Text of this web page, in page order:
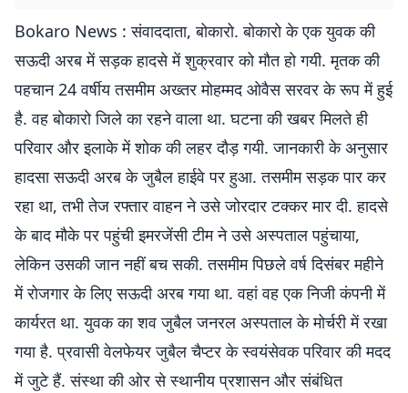
Bokaro News : संवाददाता, बोकारो. बोकारो के एक युवक की
सऊदी अरब में सड़क हादसे में शुक्रवार को मौत हो गयी. मृतक की
पहचान 24 वर्षीय तसमीम अख्तर मोहम्मद ओवैस सरवर के रूप में हुई
है. वह बोकारो जिले का रहने वाला था. घटना की खबर मिलते ही
परिवार और इलाके में शोक की लहर दौड़ गयी. जानकारी के अनुसार
हादसा सऊदी अरब के जुबैल हाईवे पर हुआ. तसमीम सड़क पार कर
रहा था, तभी तेज रफ्तार वाहन ने उसे जोरदार टक्कर मार दी. हादसे
के बाद मौके पर पहुंची इमरजेंसी टीम ने उसे अस्पताल पहुंचाया,
लेकिन उसकी जान नहीं बच सकी. तसमीम पिछले वर्ष दिसंबर महीने
में रोजगार के लिए सऊदी अरब गया था. वहां वह एक निजी कंपनी में
कार्यरत था. युवक का शव जुबैल जनरल अस्पताल के मोर्चरी में रखा
गया है. प्रवासी वेलफेयर जुबैल चैप्टर के स्वयंसेवक परिवार की मदद
में जुटे हैं. संस्था की ओर से स्थानीय प्रशासन और संबंधित